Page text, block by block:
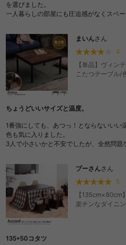
を選びました。
一人暮らしの部屋にも圧迫感がなくスペ
まいんさん
4
【単品】ヴィン
こたつテーブル/
ちょうどいいサイズと温度。
1番強にしても、あつっ！とならないいい
色も気に入りました。
3人で小さいかと不安でしたが、全然問
たまにネジが緩んで机がグラっとなるの
に戻ります。
お値段もお手頃価格でいい買い物が出来ま
プーさんさん
5
【135cm×80cm
楽チンなダイニ
135*50コタツ